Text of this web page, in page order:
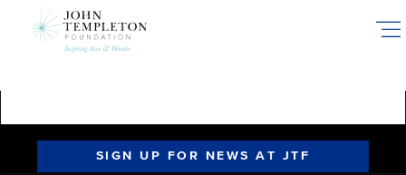
SIGN UP FOR NEWS AT JTF